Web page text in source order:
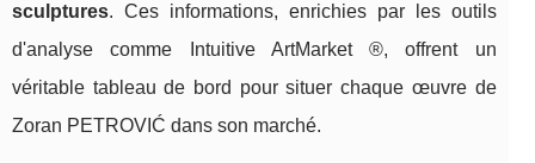
sculptures. Ces informations, enrichies par les outils
d'analyse comme Intuitive ArtMarket ®, offrent un
véritable tableau de bord pour situer chaque œuvre de
Zoran PETROVIĆ dans son marché.